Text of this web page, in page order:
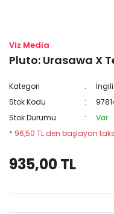
Viz Media
Pluto: Urasawa X
Kategori
Stok Kodu
Stok Durumu
Var
* 96,50 TL den başlayan
935,00 TL